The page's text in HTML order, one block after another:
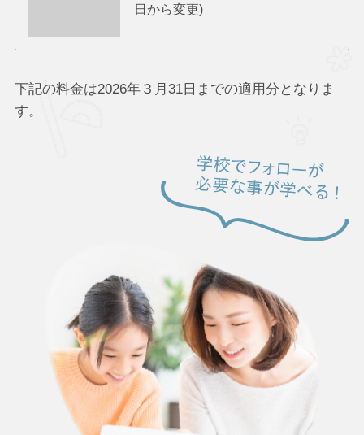
日から変更)
下記の料金は2026年３月31日までの適用分となりま
す。